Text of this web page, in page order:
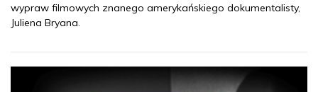
wypraw filmowych znanego amerykańskiego dokumentalisty,
Juliena Bryana.